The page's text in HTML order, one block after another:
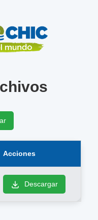
Acciones
Descargar